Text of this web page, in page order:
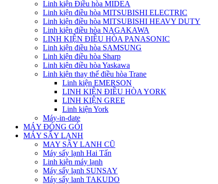
Linh kiện Điều hòa MIDEA
Linh kiện điều hòa MITSUBISHI ELECTRIC
Linh kiện điều hòa MITSUBISHI HEAVY DUTY
Linh kiện điều hòa NAGAKAWA
LINH KIỆN ĐIỀU HÒA PANASONIC
Linh kiện điều hòa SAMSUNG
Linh kiện điều hòa Sharp
Linh kiện điều hòa Yaskawa
Linh kiện thay thế điều hòa Trane
Linh kiện EMERSON
LINH KIỆN ĐIỀU HÒA YORK
LINH KIỆN GREE
Linh kiện York
Máy-in-date
MÁY ĐÓNG GÓI
MÁY SẤY LẠNH
MAY SÂY LANH CŨ
Máy sấy lạnh Hai Tấn
Linh kiện máy lạnh
Máy sấy lạnh SUNSAY
Máy sấy lanh TAKUDO